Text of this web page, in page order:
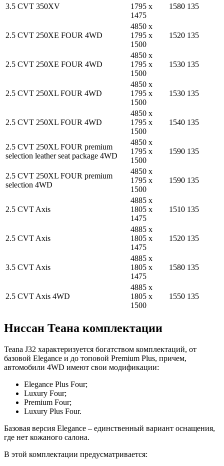
3.5 CVT 350XV
1795 x
1475
1580 135
2.5 CVT 250XE FOUR 4WD
4850 x
1795 x
1500
1520 135
2.5 CVT 250XE FOUR 4WD
4850 x
1795 x
1500
1530 135
2.5 CVT 250XL FOUR 4WD
4850 x
1795 x
1500
1530 135
2.5 CVT 250XL FOUR 4WD
4850 x
1795 x
1500
1540 135
2.5 CVT 250XL FOUR premium
selection leather seat package 4WD
4850 x
1795 x
1500
1590 135
2.5 CVT 250XL FOUR premium
selection 4WD
4850 x
1795 x
1500
1590 135
2.5 CVT Axis
4885 x
1805 x
1475
1510 135
2.5 CVT Axis
4885 x
1805 x
1475
1520 135
3.5 CVT Axis
4885 x
1805 x
1475
1580 135
2.5 CVT Axis 4WD
4885 x
1805 x
1500
1550 135
Ниссан Теана комплектации
Teana J32 характеризуется богатством комплектаций, от
базовой Elegance и до топовой Premium Plus, причем,
автомобили 4WD имеют свои модификации:
Elegance Plus Four;
Luxury Four;
Premium Four;
Luxury Plus Four.
Базовая версия Elegance – единственный вариант оснащения,
где нет кожаного салона.
В этой комплектации предусматривается: